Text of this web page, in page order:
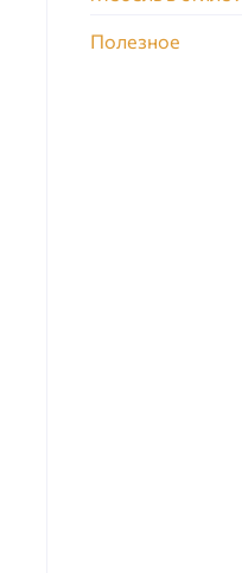
Полезное